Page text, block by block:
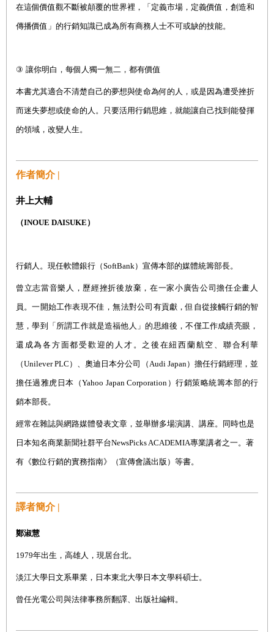
在這個價值觀不斷被顛覆的世界裡，「定義市場，定義價值，創造和
傳播價值」的行銷知識已成為所有商務人士不可或缺的技能。
③ 讓你明白，每個人獨一無二，都有價值
本書尤其適合不清楚自己的夢想與使命為何的人，或是因為遭受挫折
而迷失夢想或使命的人。只要活用行銷思維，就能讓自己找到能發揮
的領域，改變人生。
作者簡介 |
井上大輔
（INOUE DAISUKE ）
行銷人。現任軟體銀行（SoftBank ）宣傳本部的媒體統籌部長。
曾立志當音樂人，歷經挫折後放棄，在一家小廣告公司擔任企畫人
員。一開始工作表現不佳，無法對公司有貢獻，但自從接觸行銷的智
慧，學到「所謂工作就是造福他人」的思維後，不僅工作成績亮眼，
還成為各方面都受歡迎的人才。之後在紐西蘭航空、聯合利華
（Unilever PLC ）、奧迪日本分公司（ Audi Japan ）擔任行銷經理，並
擔任過雅虎日本（Yahoo Japan Corporation ）行銷策略統籌本部的行
銷本部長。
經常在雜誌與網路媒體發表文章，並舉辦多場演講、講座。同時也是
日本知名商業新聞社群平台NewsPicks ACADEMIA專業講者之一。著
有《數位行銷的實務指南》（宣傳會議出版）等書。
譯者簡介 |
鄭淑慧
1979年出生，高雄人，現居台北。
淡江大學日文系畢業，日本東北大學日本文學科碩士。
曾任光電公司與法律事務所翻譯、出版社編輯。